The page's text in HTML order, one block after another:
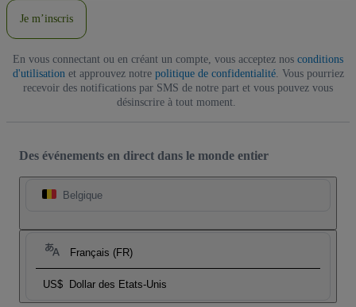
Je m’inscris
En vous connectant ou en créant un compte, vous acceptez nos conditions
d'utilisationet approuvez notre politique de confidentialité. Vous pourriez
recevoir des notifications par SMS de notre part et vous pouvez vous
désinscrire à tout moment.
Des événements en direct dans le monde entier
Belgique
Français (FR)
US$ Dollar des Etats-Unis